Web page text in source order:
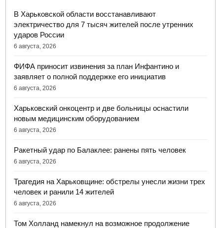
В Харьковской области восстанавливают
электричество для 7 тысяч жителей после утренних
ударов России
6 августа, 2026
ФИФА приносит извинения за план Инфантино и
заявляет о полной поддержке его инициатив
6 августа, 2026
Харьковский онкоцентр и две больницы оснастили
новым медицинским оборудованием
6 августа, 2026
Ракетный удар по Балаклее: ранены пять человек
6 августа, 2026
Трагедия на Харьковщине: обстрелы унесли жизни трех
человек и ранили 14 жителей
6 августа, 2026
Том Холланд намекнул на возможное продолжение